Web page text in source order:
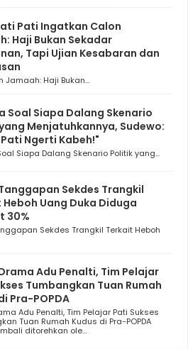
Pati Ingatkan Calon
Haji Bukan Sekadar
Tapi Ujian Kesabaran dan
Jamaah: Haji Bukan...
Soal Siapa Dalang Skenario
Menjatuhkannya, Sudewo:
Ngerti Kabeh!"
Siapa Dalang Skenario Politik yang...
Sekdes Trangkil
Uang Duka Diduga
30%
Sekdes Trangkil Terkait Heboh
Adu Penalti, Tim Pelajar
Tumbangkan Tuan Rumah
Pra-POPDA
Adu Penalti, Tim Pelajar Pati Sukses
Tuan Rumah Kudus di Pra-POPDA
ditorehkan ole...